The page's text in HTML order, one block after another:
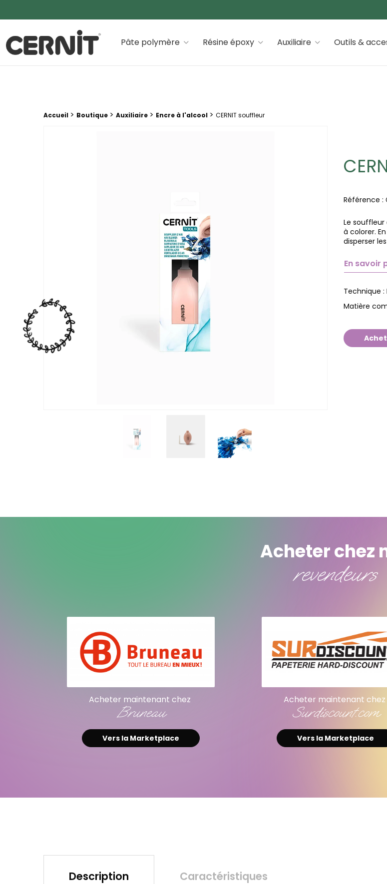
Cernit Une qualité haut de gamme pour des créations premiums
Pâte polymère Résine époxy Auxiliaire Outils &
Fil d'Ariane :
Accueil > Boutique > Auxiliaire > Encre à l'alcool > CERNIT souffleur
Référence :
Le souffleur
à colorer.
disperser
En savoir
Technique :
Matière
Acheter chez
revendeurs
Acheter maintenant chez
Bruneau
Vers la Marketplace
Acheter maintenant chez
Surdiscount.com
Vers la Marketplace
Description Caractéristiques